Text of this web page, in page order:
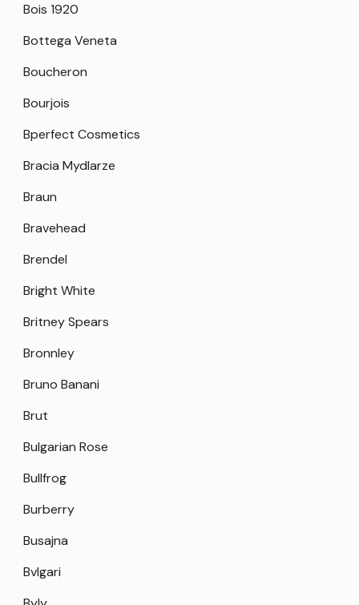
Bois 1920
Bottega Veneta
Boucheron
Bourjois
Bperfect Cosmetics
Bracia Mydlarze
Braun
Bravehead
Brendel
Bright White
Britney Spears
Bronnley
Bruno Banani
Brut
Bulgarian Rose
Bullfrog
Burberry
Busajna
Bvlgari